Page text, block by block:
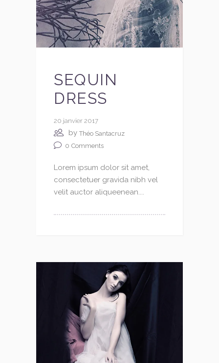
SEQUIN
DRESS
20 janvier 2017
byThéo Santacruz
0 Comments
Lorem ipsum dolor sit amet,
consectetuer gravida nibh vel
velit auctor aliqueenean....